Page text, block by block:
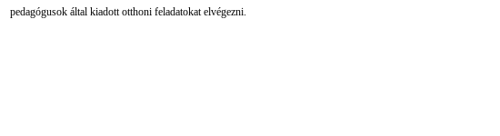
pedagógusok által kiadott otthoni feladatokat elvégezni.